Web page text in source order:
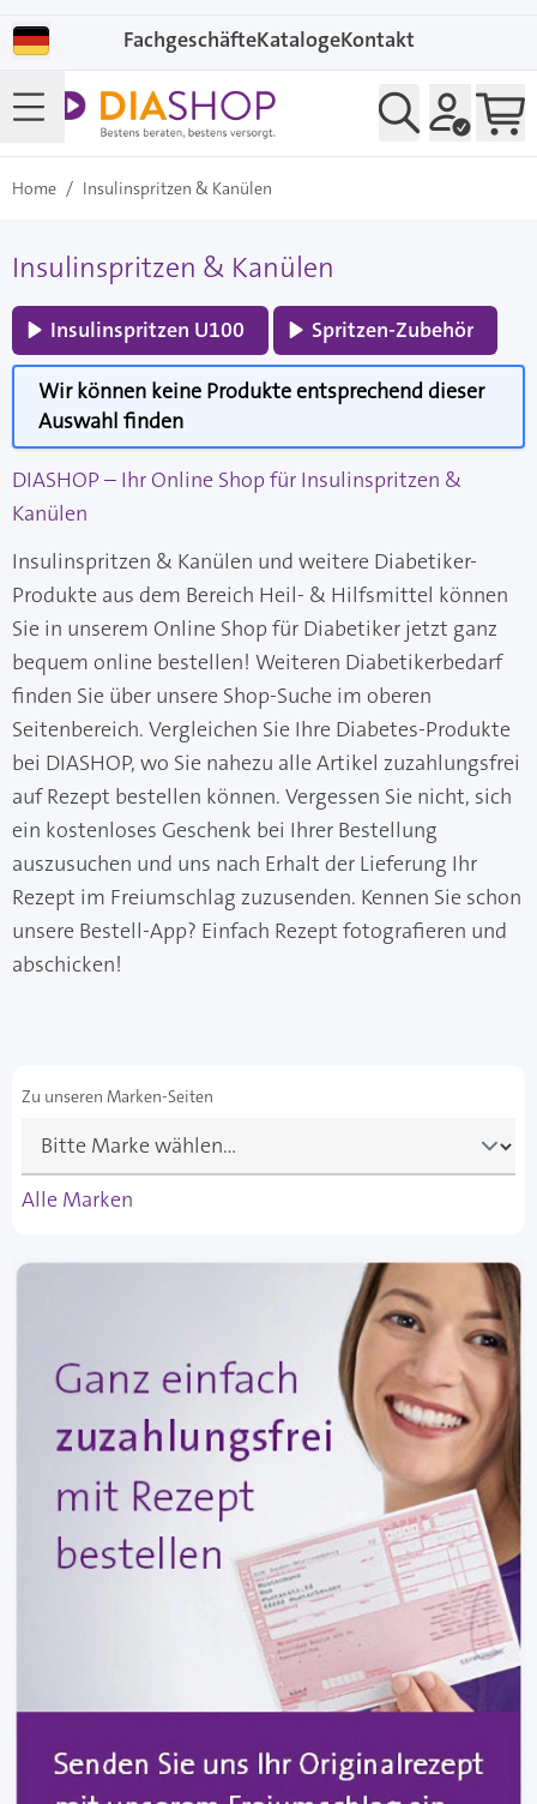
FachgeschäfteKatalogeKontakt
Home / Insulinspritzen & Kanülen
Insulinspritzen & Kanülen
Insulinspritzen U100 Spritzen-Zubehör
Wir können keine Produkte entsprechend dieser
Auswahl finden
DIASHOP – Ihr Online Shop für Insulinspritzen &
Kanülen
Insulinspritzen & Kanülen und weitere Diabetiker-
Produkte aus dem Bereich Heil- & Hilfsmittel können
Sie in unserem Online Shop für Diabetiker jetzt ganz
bequem online bestellen! Weiteren Diabetikerbedarf
finden Sie über unsere Shop-Suche im oberen
Seitenbereich. Vergleichen Sie Ihre Diabetes-Produkte
bei DIASHOP, wo Sie nahezu alle Artikel zuzahlungsfrei
auf Rezept bestellen können. Vergessen Sie nicht, sich
ein kostenloses Geschenk bei Ihrer Bestellung
auszusuchen und uns nach Erhalt der Lieferung Ihr
Rezept im Freiumschlag zuzusenden. Kennen Sie schon
unsere Bestell-App? Einfach Rezept fotografieren und
abschicken!
Zu unseren Marken-Seiten
Alle Marken